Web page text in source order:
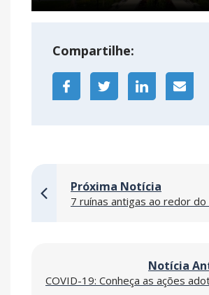
Compartilhe:
Próxima Notícia
Notícia